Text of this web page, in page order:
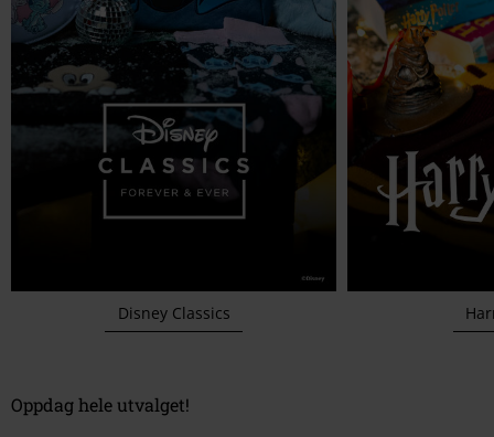
Disney Classics
Oppdag hele utvalget!